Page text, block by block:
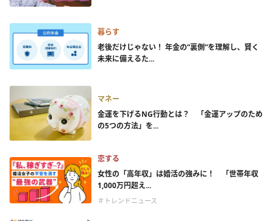
暮らす
老後だけじゃない！ 年金の”裏側”を理解し、賢く
未来に備えるた...
マネー
金運を下げるNG行動とは？ 「金運アップのため
の5つの方法」を...
恋する
女性の「高年収」は婚活の強みに！ 「世帯年収
1,000万円超え...
＃トレンドニュース